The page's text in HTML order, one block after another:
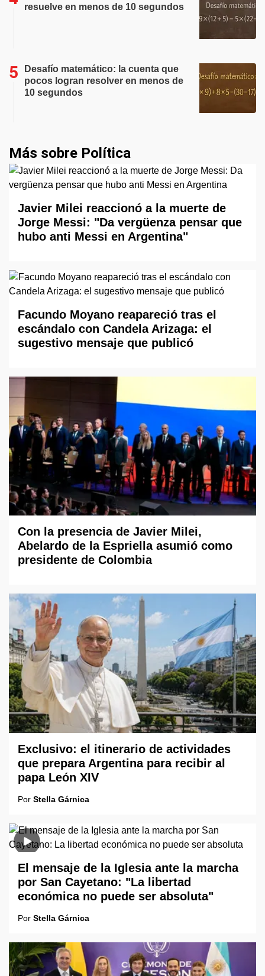
resuelve en menos de 10 segundos
Desafío matemático: la cuenta que
pocos logran resolver en menos de
10 segundos
Más sobre Política
Javier Milei reaccionó a la muerte de
Jorge Messi: "Da vergüenza pensar que
hubo anti Messi en Argentina"
Facundo Moyano reapareció tras el
escándalo con Candela Arizaga: el
sugestivo mensaje que publicó
Con la presencia de Javier Milei,
Abelardo de la Espriella asumió como
presidente de Colombia
Exclusivo: el itinerario de actividades
que prepara Argentina para recibir al
papa León XIV
Por Stella Gárnica
El mensaje de la Iglesia ante la marcha
por San Cayetano: "La libertad
económica no puede ser absoluta"
Por Stella Gárnica